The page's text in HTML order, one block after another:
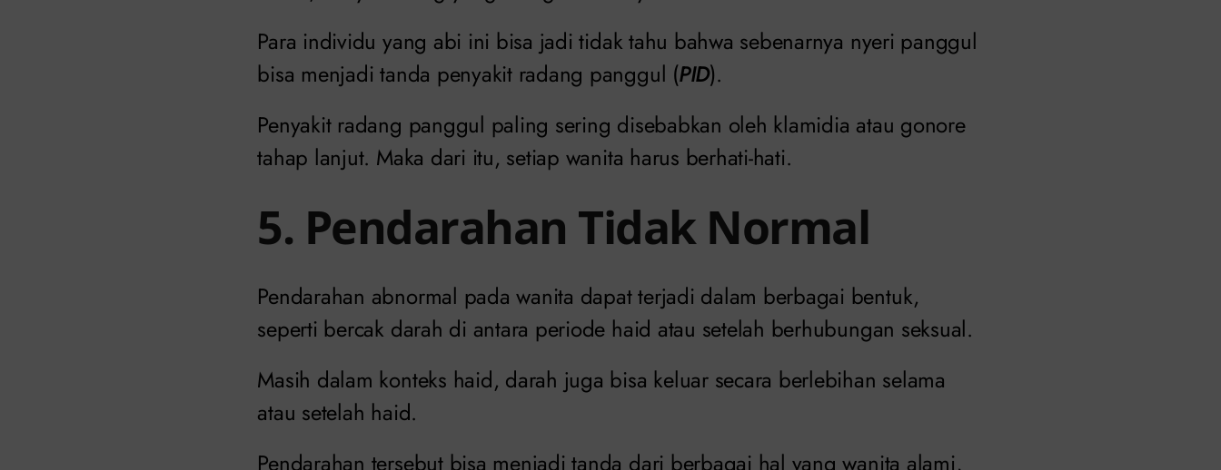
Para individu yang abi ini bisa jadi tidak tahu bahwa sebenarnya nyeri panggul
bisa menjadi tanda penyakit radang panggul (PID).
Penyakit radang panggul paling sering disebabkan oleh klamidia atau gonore
tahap lanjut. Maka dari itu, setiap wanita harus berhati-hati.
5. Pendarahan Tidak Normal
Pendarahan abnormal pada wanita dapat terjadi dalam berbagai bentuk,
seperti bercak darah di antara periode haid atau setelah berhubungan seksual.
Masih dalam konteks haid, darah juga bisa keluar secara berlebihan selama
atau setelah haid.
Pendarahan tersebut bisa menjadi tanda dari berbagai hal yang wanita alami,